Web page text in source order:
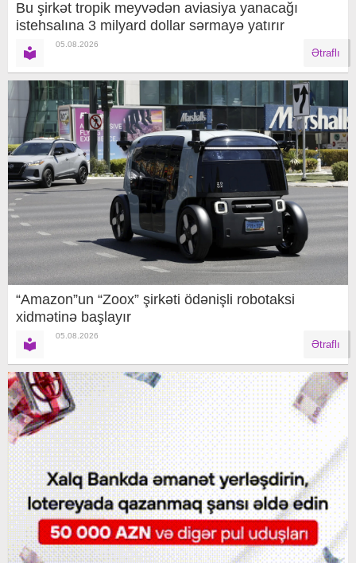
Bu şirkət tropik meyvədən aviasiya yanacağı
istehsalına 3 milyard dollar sərmayə yatırır
05.08.2026
Ətraflı
“Amazon”un “Zoox” şirkəti ödənişli robotaksi
xidmətinə başlayır
05.08.2026
Ətraflı